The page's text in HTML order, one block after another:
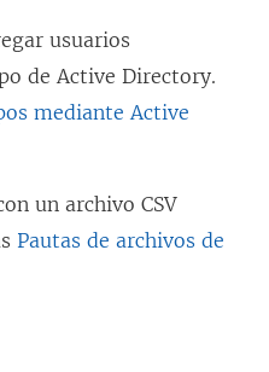
usuarios
de Active Directory.
mediante Active
un archivo CSV
Pautas de archivos de